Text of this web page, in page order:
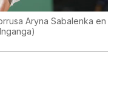
Aryna Sabalenka en
)